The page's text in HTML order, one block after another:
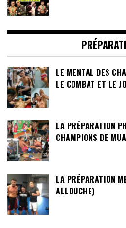
LE MENTAL DES
LE COMBAT ET LE
LA PRÉPARATION
CHAMPIONS DE
LA PRÉPARATION
ALLOUCHE)